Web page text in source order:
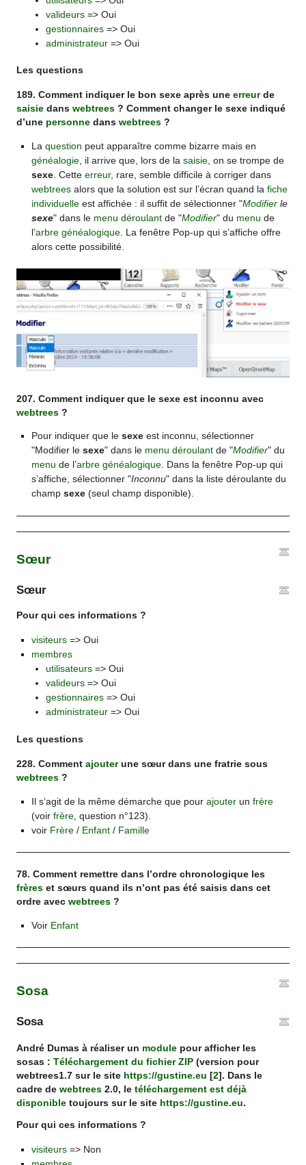
valideurs => Oui
gestionnaires => Oui
administrateur => Oui
Les questions
189. Comment indiquer le bon sexe après uneerreurde
saisie danswebtrees ? Comment changer le sexe indiqué
d’une personne danswebtrees ?
La question peut apparaître comme bizarre mais en
généalogie, il arrive que, lors de la saisie, on se trompe de
sexe. Cette erreur, rare, semble difficile à corriger dans
webtreesalors que la solution est sur l’écran quand la fiche
individuelleest affichée : il suffit de sélectionner "Modifierle
sexe" dans le menu déroulantde "Modifier" du menu de
l’arbre généalogique. La fenêtre Pop-up qui s’affiche offre
alors cette possibilité.
207. Comment indiquer que le sexe est inconnu avec
webtrees ?
Pour indiquer que le sexeest inconnu, sélectionner
"Modifier le sexe" dans le menu déroulantde "Modifier" du
menu de l’arbre généalogique. Dans la fenêtre Pop-up qui
s’affiche, sélectionner "Inconnu" dans la liste déroulante du
champ sexe(seul champ disponible).
Sœur
Sœur
Pour qui ces informations ?
visiteurs=> Oui
membres
utilisateurs => Oui
valideurs => Oui
gestionnaires => Oui
administrateur => Oui
Les questions
228. Commentajouterune sœur dans une fratrie sous
webtrees ?
Il s’agit de la même démarche que pour ajouterun frère
(voir frère, question n°123).
voir Frère/ Enfant/ Famille
78. Comment remettre dans l’ordre chronologique les
frères et sœurs quand ils n’ont pas été saisis dans cet
ordre avecwebtrees ?
Voir Enfant
Sosa
Sosa
André Dumas à réaliser un module pour afficher les
sosas :Téléchargement du fichier ZIP (version pour
webtrees1.7 sur le site https://gustine.eu [2] . Dans le
cadre dewebtrees 2.0, letéléchargement est déjà
disponible toujours sur le site https://gustine.eu.
Pour qui ces informations ?
visiteurs=> Non